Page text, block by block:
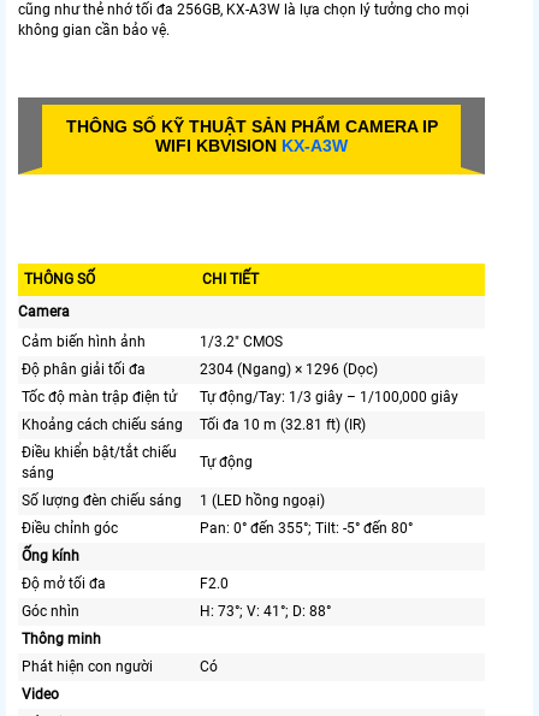
cũng như thẻ nhớ tối đa 256GB, KX-A3W là lựa chọn lý tưởng cho mọi
không gian cần bảo vệ.
THÔNG SỐ KỸ THUẬT SẢN PHẨM CAMERA IP
WIFI KBVISION KX-A3W
THÔNG SỐ
CHI TIẾT
Camera
Cảm biến hình ảnh
1/3.2" CMOS
Độ phân giải tối đa
2304 (Ngang) × 1296 (Dọc)
Tốc độ màn trập điện tử
Tự động/Tay: 1/3 giây – 1/100,000 giây
Khoảng cách chiếu sáng
Tối đa 10 m (32.81 ft) (IR)
Điều khiển bật/tắt chiếu
sáng
Tự động
Số lượng đèn chiếu sáng
1 (LED hồng ngoại)
Điều chỉnh góc
Pan: 0° đến 355°; Tilt: -5° đến 80°
Ống kính
Độ mở tối đa
F2.0
Góc nhìn
H: 73°; V: 41°; D: 88°
Thông minh
Phát hiện con người
Có
Video